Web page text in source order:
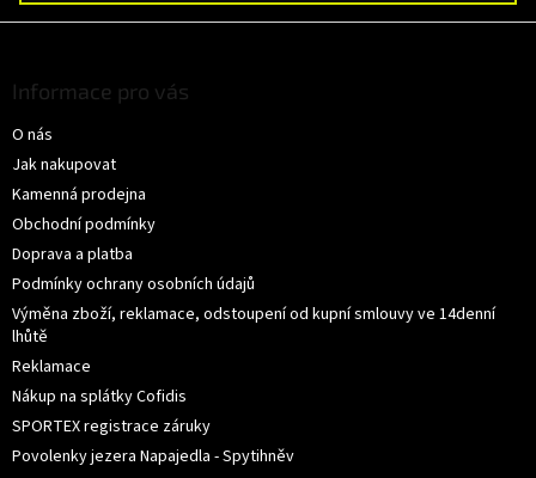
Informace pro vás
O nás
Jak nakupovat
Kamenná prodejna
Obchodní podmínky
Doprava a platba
Podmínky ochrany osobních údajů
Výměna zboží, reklamace, odstoupení od kupní smlouvy ve 14denní
lhůtě
Reklamace
Nákup na splátky Cofidis
SPORTEX registrace záruky
Povolenky jezera Napajedla - Spytihněv